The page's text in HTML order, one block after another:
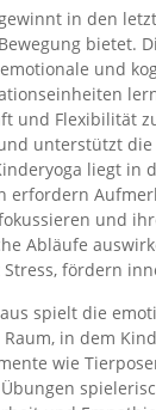
in den
bietet.
und
und Flexibilität
unterstützt
liegt in
erfordern
und
Abläufe
Stress, fördern
spielt die
in dem
wie